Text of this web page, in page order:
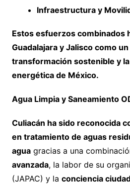
Infraestructura y
Estos esfuerzos combinados
Guadalajara y Jalisco como
transformación sostenible y
energética de México.
Agua Limpia y Saneamiento
Culiacán ha sido reconocida
en tratamiento de aguas
aguagracias a una
avanzada, la labor de su
(JAPAC) y la conciencia